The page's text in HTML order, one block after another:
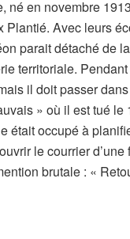
né en novembre
Avec leurs
parait détaché de
territoriale.
il doit passer
» où il est tué
était occupé à
le courrier
brutale : «